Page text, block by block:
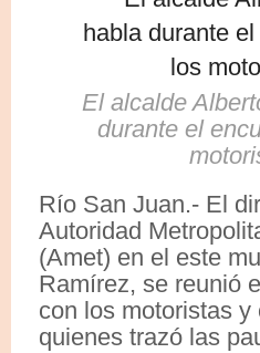
El alcalde
durante el
Río San Juan.- El
Autoridad
(Amet) en el este
Ramírez, se reunió
con los motoristas y
quienes trazó las